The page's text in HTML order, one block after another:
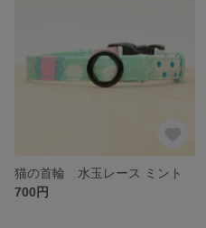
猫の首輪 水玉レース ミント
700円